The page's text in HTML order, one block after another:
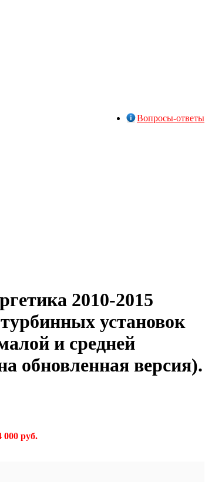
Вопросы-ответы
2010-2015
установок
и средней
обновленная версия).
000 руб.